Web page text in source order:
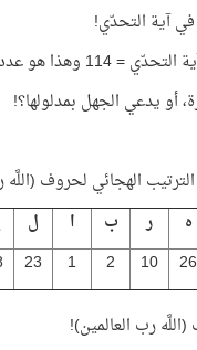
آية التحدّي!
عدد سور القرآن!
أو يدعي الجهل بمدلولها؟!
الهجائي لحروف (اللَّه
ه ر ب ا ل
26
10
2
1
23
رب العالمين)!